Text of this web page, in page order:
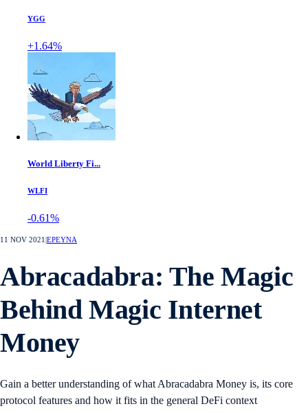
YGG
+1.64%
World Liberty Fi...
WLFI
-0.61%
11 NOV 2021 ΕΡΕΥΝΑ
Abracadabra: The Magic
Behind Magic Internet
Money
Gain a better understanding of what Abracadabra Money is, its core
protocol features and how it fits in the general DeFi context